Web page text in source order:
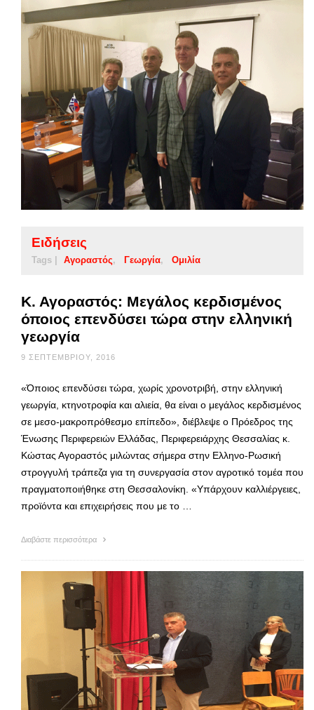
Ειδήσεις
Tags | Αγοραστός Γεωργία Ομιλία
Κ. Αγοραστός: Μεγάλος κερδισμένος
όποιος επενδύσει τώρα στην ελληνική
γεωργία
9 ΣΕΠΤΕΜΒΡΊΟΥ, 2016
«Όποιος επενδύσει τώρα, χωρίς χρονοτριβή, στην ελληνική
γεωργία, κτηνοτροφία και αλιεία, θα είναι ο μεγάλος κερδισμένος
σε μεσο-μακροπρόθεσμο επίπεδο», διέβλεψε ο Πρόεδρος της
Ένωσης Περιφερειών Ελλάδας, Περιφερειάρχης Θεσσαλίας κ.
Κώστας Αγοραστός μιλώντας σήμερα στην Ελληνο-Ρωσική
στρογγυλή τράπεζα για τη συνεργασία στον αγροτικό τομέα που
πραγματοποιήθηκε στη Θεσσαλονίκη. «Υπάρχουν καλλιέργειες,
προϊόντα και επιχειρήσεις που με το …
Διαβάστε περισσότερα